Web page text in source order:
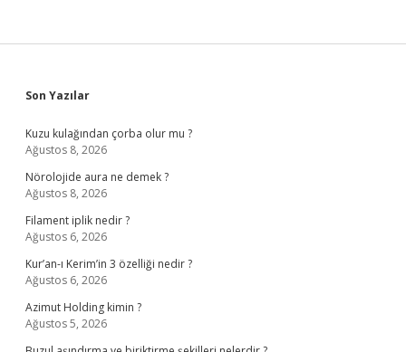
Sidebar
Son Yazılar
Kuzu kulağından çorba olur mu ?
Ağustos 8, 2026
Nörolojide aura ne demek ?
Ağustos 8, 2026
Filament iplik nedir ?
Ağustos 6, 2026
Kur’an-ı Kerim’in 3 özelliği nedir ?
Ağustos 6, 2026
Azimut Holding kimin ?
Ağustos 5, 2026